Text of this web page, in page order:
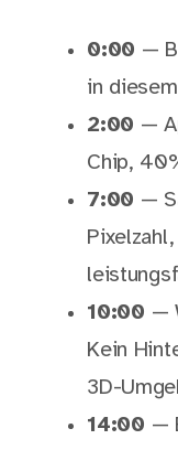
0:00 —
in
2:00 —
Chip,
7:00 —
10:00 —
Kein
3D-
14:00 —